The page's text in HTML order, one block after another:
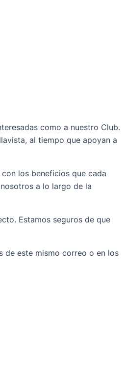
como a nuestro Club.
al tiempo que apoyan a
los beneficios que cada
a lo largo de la
Estamos seguros de que
de este mismo correo o en los